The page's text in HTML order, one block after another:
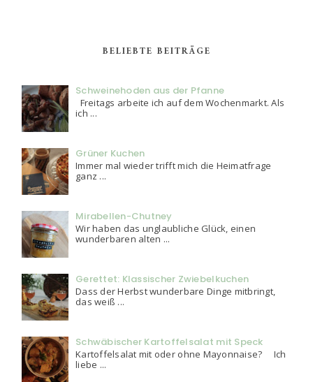
BELIEBTE BEITRÄGE
Schweinehoden aus der Pfanne
Freitags arbeite ich auf dem Wochenmarkt. Als
ich ...
Grüner Kuchen
Immer mal wieder trifft mich die Heimatfrage
ganz ...
Mirabellen-Chutney
Wir haben das unglaubliche Glück, einen
wunderbaren alten ...
Gerettet: Klassischer Zwiebelkuchen
Dass der Herbst wunderbare Dinge mitbringt,
das weiß ...
Schwäbischer Kartoffelsalat mit Speck
Kartoffelsalat mit oder ohne Mayonnaise? Ich
liebe ...